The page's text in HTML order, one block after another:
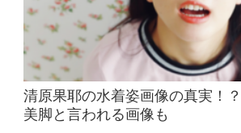
清原果耶の水着姿画像の真実！
美脚と言われる画像も